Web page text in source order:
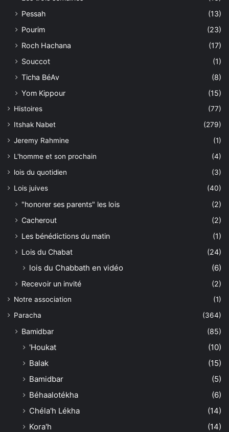
Pessah
(13)
Pourim
(23)
Roch Hachana
(17)
Souccot
(1)
Ticha BéAv
(8)
Yom Kippour
(15)
Histoires
(77)
Itshak Nabet
(279)
Jeremy Rahmine
(1)
L'homme et son prochain
(4)
lois du quotidien
(3)
Lois juives
(40)
"honorer ses parents" les lois
(2)
Cacherout
(2)
Les bénédictions du matin
(1)
Lois du Chabat
(24)
lois du Chabbath en vidéo (6)
Recevoir un invité (2)
Notre association
(1)
Paracha
(364)
Bamidbar (85)
'Houkat
(10)
Balak
(15)
Bamidbar
(5)
Béhaalotékha
(6)
Chéla'h Lékha
(14)
Kora'h
(14)